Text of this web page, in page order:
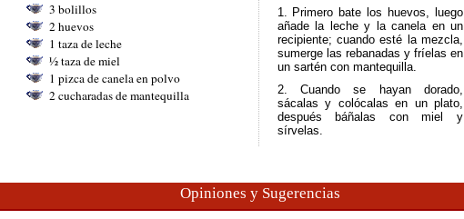
3 bolillos
2 huevos
1 taza de leche
½ taza de miel
1 pizca de canela en polvo
2 cucharadas de mantequilla
1. Primero bate los huevos, luego
añade la leche y la canela en un
recipiente; cuando esté la mezcla,
sumerge las rebanadas y fríelas en
un sartén con mantequilla.
2. Cuando se hayan dorado,
sácalas y colócalas en un plato,
después báñalas con miel y
sírvelas.
Opiniones y Sugerencias